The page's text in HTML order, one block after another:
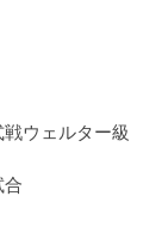
ウェルター級